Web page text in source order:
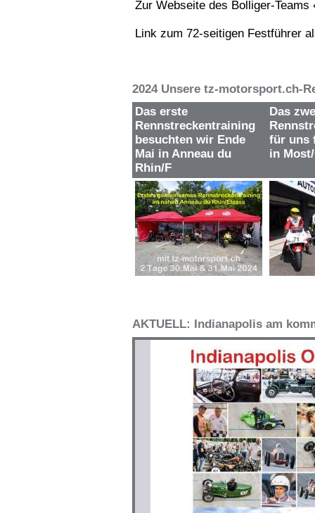
Zur Webseite des Bolliger-
Link zum 72-seitigen Festführer
2024 Unsere tz-motorsport.ch-
Das erste
Rennstreckentraining
besuchten wir Ende
Mai in Anneau du
Rhin/F
Das
für uns
in
AKTUELL: Indianapolis am